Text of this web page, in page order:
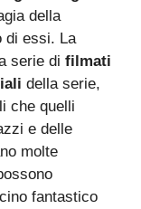
della
di essi. La
serie di filmati
della serie,
che quelli
e delle
molte
fantastico